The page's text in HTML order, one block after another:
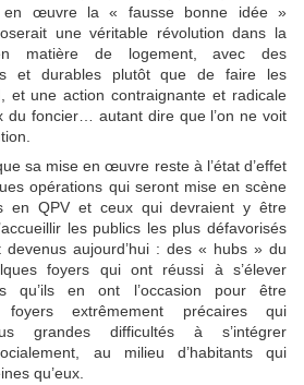
en œuvre la « fausse bonne idée »
une véritable révolution dans la
matière de logement, avec des
et durables plutôt que de faire les
et une action contraignante et radicale
du foncier… autant dire que l’on ne voit
sa mise en œuvre reste à l’état d’effet
opérations qui seront mise en scène
en QPV et ceux qui devraient y être
les publics les plus défavorisés
devenus aujourd’hui : des « hubs » du
foyers qui ont réussi à s’élever
qu’ils en ont l’occasion pour être
extrêmement précaires qui
grandes difficultés à s’intégrer
au milieu d’habitants qui
qu’eux.